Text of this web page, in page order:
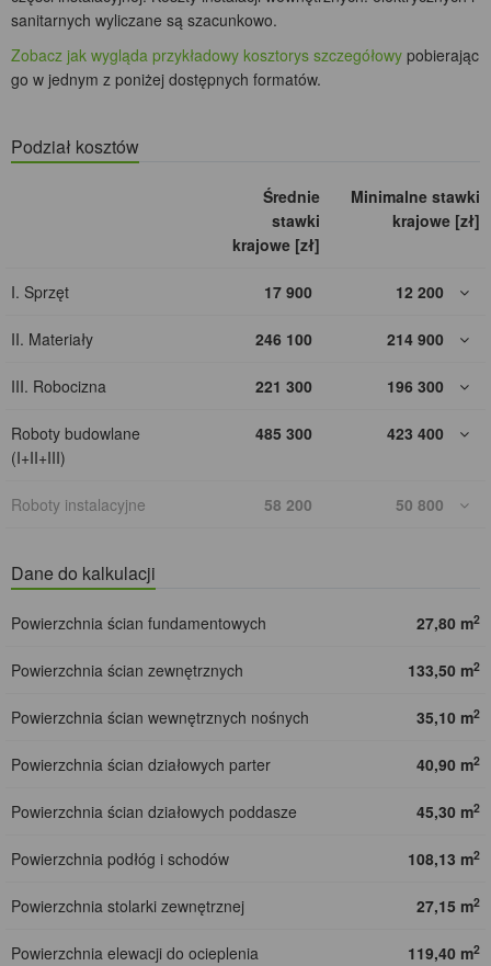
sanitarnych wyliczane są szacunkowo.
Zobacz jak wygląda przykładowy kosztorys szczegółowy pobierając
go w jednym z poniżej dostępnych formatów.
Podział kosztów
Średnie
stawki
krajowe [zł]
Minimalne stawki
krajowe [zł]
I. Sprzęt 17 900 12 200
II. Materiały 246 100 214 900
III. Robocizna 221 300 196 300
Roboty budowlane
(I+II+III)
485 300 423 400
Roboty instalacyjne 58 200 50 800
Dane do kalkulacji
Powierzchnia ścian fundamentowych 27,80 m2
Powierzchnia ścian zewnętrznych 133,50 m2
Powierzchnia ścian wewnętrznych nośnych 35,10 m2
Powierzchnia ścian działowych parter 40,90 m2
Powierzchnia ścian działowych poddasze 45,30 m2
Powierzchnia podłóg i schodów 108,13 m2
Powierzchnia stolarki zewnętrznej 27,15 m2
Powierzchnia elewacji do ocieplenia 119,40 m2